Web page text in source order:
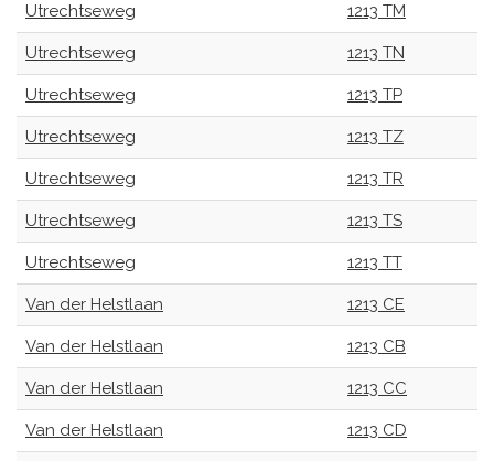
Utrechtseweg 1213 TM
Utrechtseweg 1213 TN
Utrechtseweg 1213 TP
Utrechtseweg 1213 TZ
Utrechtseweg 1213 TR
Utrechtseweg 1213 TS
Utrechtseweg 1213 TT
Van der Helstlaan 1213 CE
Van der Helstlaan 1213 CB
Van der Helstlaan 1213 CC
Van der Helstlaan 1213 CD